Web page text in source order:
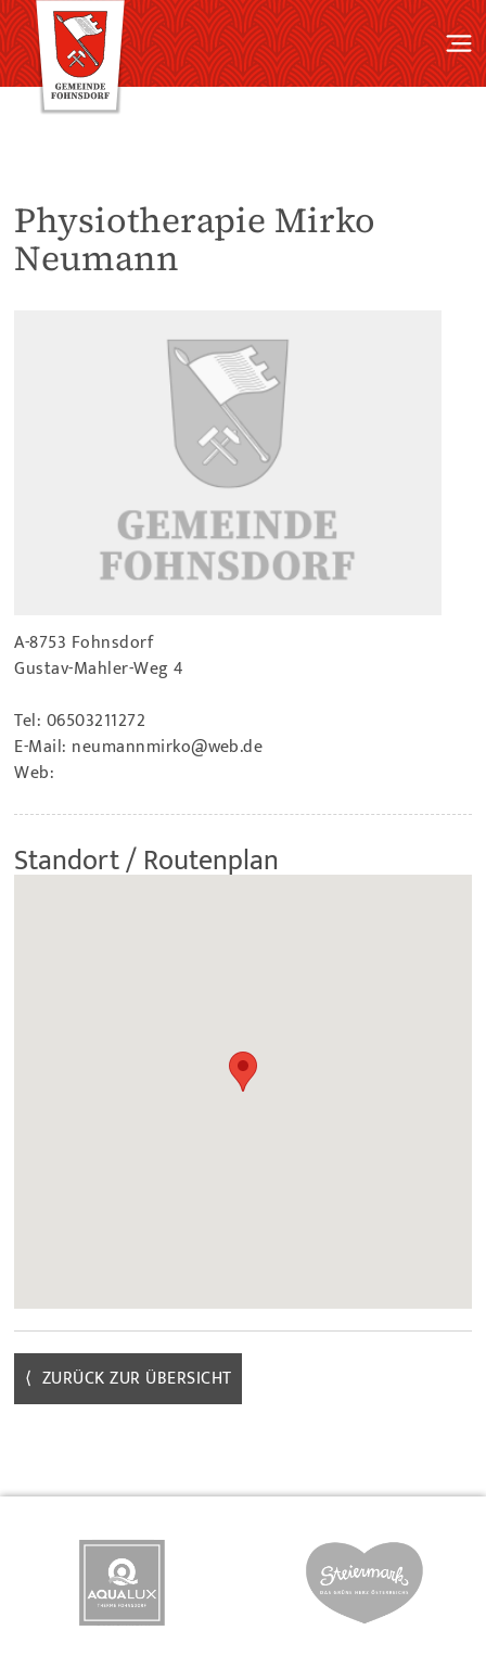
Physiotherapie Mirko
Neumann
A-8753 Fohnsdorf
Gustav-Mahler-Weg 4
Tel: 06503211272
E-Mail: neumannmirko@web.de
Web:
Standort / Routenplan
⟨ ZURÜCK ZUR ÜBERSICHT